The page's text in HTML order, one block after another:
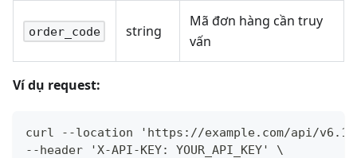
order_code string
Mã đơn hàng cần truy
vấn
Ví dụ request:
curl --location 'https://example.com/api/v6.1/
--header 'X-API-KEY: YOUR_API_KEY' \